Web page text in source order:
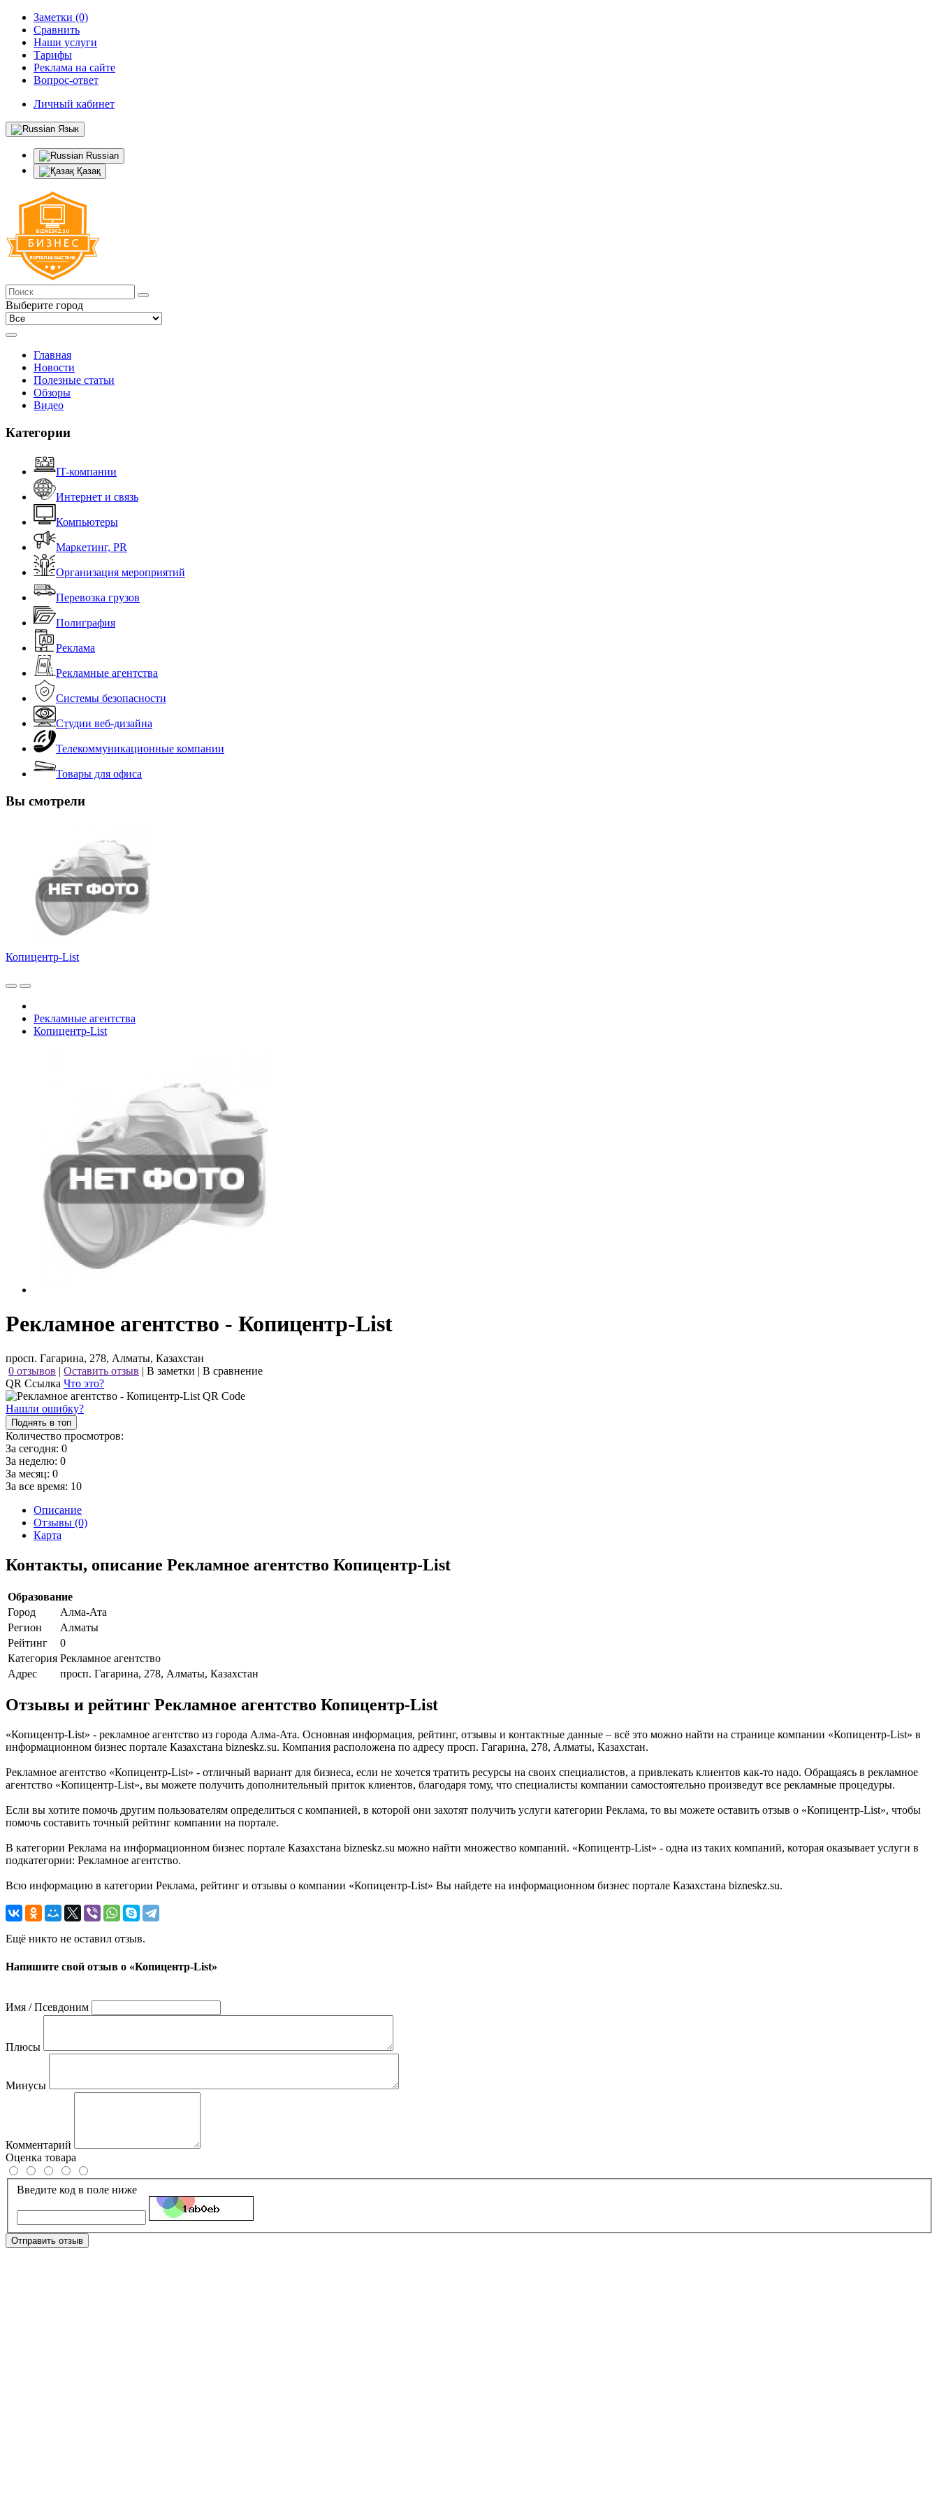
Заметки (0)
Сравнить
Наши услуги
Тарифы
Реклама на сайте
Вопрос-ответ
Личный кабинет
Язык
Russian
Қазақ
Выберите город
Главная
Новости
Полезные статьи
Обзоры
Видео
Категории
IT-компании
Интернет и связь
Компьютеры
Маркетинг, PR
Организация мероприятий
Перевозка грузов
Полиграфия
Реклама
Рекламные агентства
Системы безопасности
Студии веб-дизайна
Телекоммуникационные компании
Товары для офиса
Вы смотрели
Копицентр-List
Рекламные агентства
Копицентр-List
Рекламное агентство - Копицентр-List
просп. Гагарина, 278, Алматы, Казахстан
0 отзывов | Оставить отзыв | В заметки | В сравнение
QR Ссылка Что это?
Нашли ошибку?
Поднять в топ
Количество просмотров:
За сегодня: 0
За неделю: 0
За месяц: 0
За все время: 10
Описание
Отзывы (0)
Карта
Контакты, описание Рекламное агентство Копицентр-List
Образование
Город
Алма-Ата
Регион
Алматы
Рейтинг
0
Категория Рекламное агентство
Адрес
просп. Гагарина, 278, Алматы, Казахстан
Отзывы и рейтинг Рекламное агентство Копицентр-List
«Копицентр-List» - рекламное агентство из города Алма-Ата. Основная информация, рейтинг, отзывы и контактные данные – всё это можно найти на странице компании «Копицентр-List» в
информационном бизнес портале Казахстана bizneskz.su. Компания расположена по адресу просп. Гагарина, 278, Алматы, Казахстан.
Рекламное агентство «Копицентр-List» - отличный вариант для бизнеса, если не хочется тратить ресурсы на своих специалистов, а привлекать клиентов как-то надо. Обращаясь в рекламное
агентство «Копицентр-List», вы можете получить дополнительный приток клиентов, благодаря тому, что специалисты компании самостоятельно произведут все рекламные процедуры.
Если вы хотите помочь другим пользователям определиться с компанией, в которой они захотят получить услуги категории Реклама, то вы можете оставить отзыв о «Копицентр-List», чтобы
помочь составить точный рейтинг компании на портале.
В категории Реклама на информационном бизнес портале Казахстана bizneskz.su можно найти множество компаний. «Копицентр-List» - одна из таких компаний, которая оказывает услуги в
подкатегории: Рекламное агентство.
Всю информацию в категории Реклама, рейтинг и отзывы о компании «Копицентр-List» Вы найдете на информационном бизнес портале Казахстана bizneskz.su.
Ещё никто не оставил отзыв.
Напишите свой отзыв о «Копицентр-List»
Имя / Псевдоним
Плюсы
Минусы
Комментарий
Оценка товара
Введите код в поле ниже
Отправить отзыв